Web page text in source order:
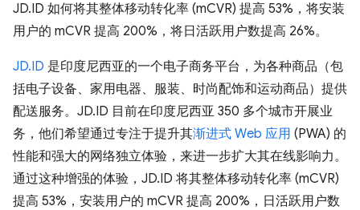
JD.ID 如何将其整体移动转化率 (mCVR) 提高 53%，将安装
用户的 mCVR 提高 200%，将日活跃用户数提高 26%。
JD.ID 是印度尼西亚的一个电子商务平台，为各种商品（包
括电子设备、家用电器、服装、时尚配饰和运动商品）提供
配送服务。JD.ID 目前在印度尼西亚 350 多个城市开展业
务，他们希望通过专注于提升其渐进式 Web 应用 (PWA) 的
性能和强大的网络独立体验，来进一步扩大其在线影响力。
通过这种增强的体验，JD.ID 将其整体移动转化率 (mCVR)
提高 53%，安装用户的 mCVR 提高 200%，日活跃用户数